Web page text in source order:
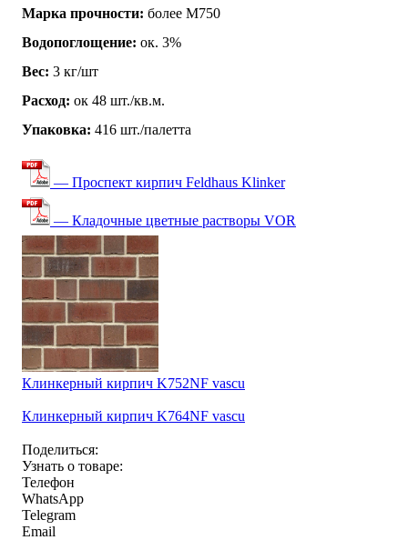
Марка прочности: более М750
Водопоглощение: ок. 3%
Вес: 3 кг/шт
Расход: ок 48 шт./кв.м.
Упаковка: 416 шт./палетта
— Проспект кирпич Feldhaus Klinker
— Кладочные цветные растворы VOR
Клинкерный кирпич K752NF vascu
Клинкерный кирпич K764NF vascu
Поделиться:
Узнать о товаре:
Телефон
WhatsApp
Telegram
Email